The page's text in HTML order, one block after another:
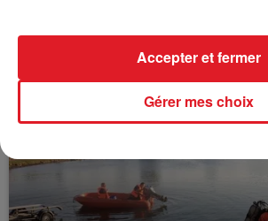
BÉTHUNE: ENQUÊTE POUR
VOLONTAIRE EN COURS,
à des prostituéesGérer mes choix
Accepter et fermer